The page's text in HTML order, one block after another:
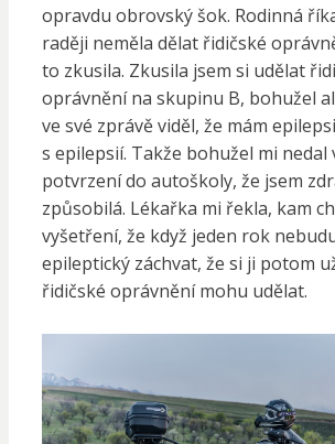
opravdu obrovský šok. Rodinná
raději neměla dělat řidičské
to zkusila. Zkusila jsem si udělat
oprávnění na skupinu B, bohužel
ve své zprávě viděl, že mám
s epilepsií. Takže bohužel mi nedal
potvrzení do autoškoly, že jsem
způsobilá. Lékařka mi řekla, kam
vyšetření, že když jeden rok
epileptický záchvat, že si ji potom
řidičské oprávnění mohu udělat.